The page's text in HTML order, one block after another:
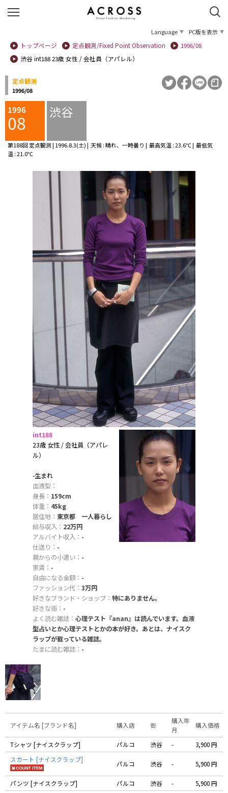
Language
PC版を表示
トップページ
定点観測/Fixed Point Observation
1996/08
渋谷 int188 23歳 女性 / 会社員（アパレル）
定点観測
1996/08
1996
08 渋谷
第188回 定点観測 | 1996.8.3(土) | 天候 : 晴れ、一時曇り | 最高気温 : 23.6℃ | 最低気
温 : 21.0℃
int188
23歳 女性 / 会社員（アパレ
ル）
-生まれ
血液型：
身長： 159cm
体重： 45kg
居住地： 東京都 一人暮らし
給与収入： 22万円
アルバイト収入： -
仕送り： -
親からの小遣い： -
家賃： -
自由になる金額： -
ファッション代： 3万円
好きなブランド・ショップ： 特にありません。
好きな街： -
よく読む雑誌： 心理テスト『anan』は読んでいます。血液
型占いとか心理テストとかの本が好き。あとは、ナイスク
ラップが載っている雑誌。
たまに読む雑誌： -
アイテム名 [ブランド名] 購入店 街
購入年
月
購入価格
Tシャツ [ナイスクラップ] パルコ 渋谷 -
3,900 円
スカート [ナイスクラップ]
パルコ 渋谷 - 5,900 円
パンツ [ナイスクラップ] パルコ 渋谷 - 5,900 円